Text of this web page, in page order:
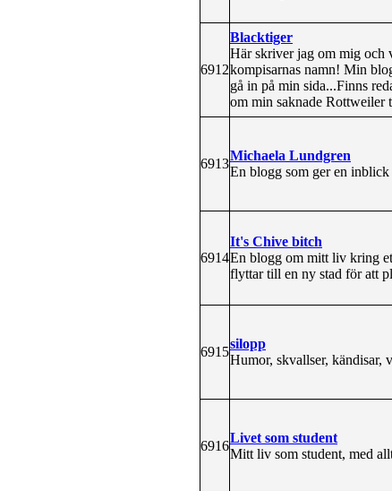
6912
Blacktiger
Här skriver jag om mig och
kompisarnas namn! Min
gå in på min sida...Finns
om min saknade Rottweiler
6913
Michaela Lundgren
En blogg som ger en
6914
It's Chive bitch
En blogg om mitt liv kring
flyttar till en ny stad för att
6915
silopp
Humor, skvallser, kändisar,
6916
Livet som student
Mitt liv som student, med